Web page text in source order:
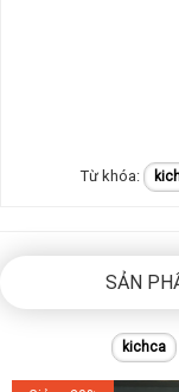
SẢN
kichca